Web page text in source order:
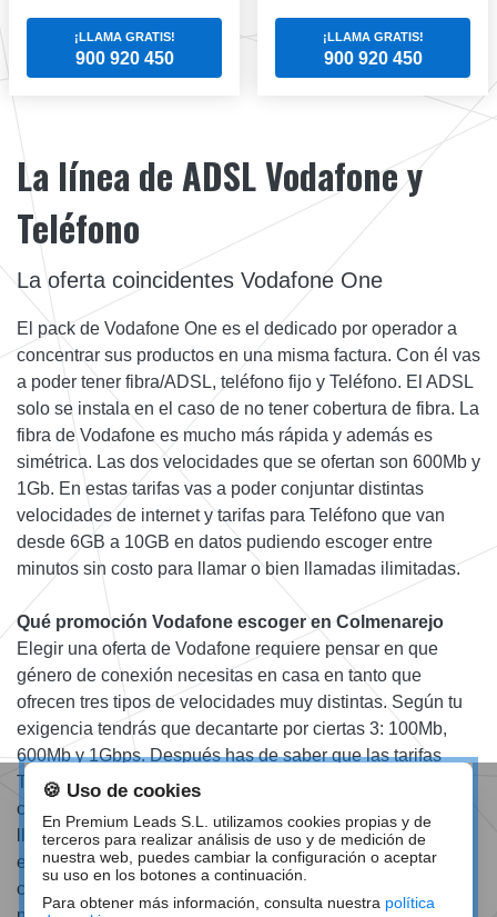
¡LLAMA GRATIS!
900 920 450
¡LLAMA GRATIS!
900 920 450
La línea de ADSL Vodafone y
Teléfono
La oferta coincidentes Vodafone One
El pack de Vodafone One es el dedicado por operador a
concentrar sus productos en una misma factura. Con él vas
a poder tener fibra/ADSL, teléfono fijo y Teléfono. El ADSL
solo se instala en el caso de no tener cobertura de fibra. La
fibra de Vodafone es mucho más rápida y además es
simétrica. Las dos velocidades que se ofertan son 600Mb y
1Gb. En estas tarifas vas a poder conjuntar distintas
velocidades de internet y tarifas para Teléfono que van
desde 6GB a 10GB en datos pudiendo escoger entre
minutos sin costo para llamar o bien llamadas ilimitadas.
Qué promoción Vodafone escoger en Colmenarejo
Elegir una oferta de Vodafone requiere pensar en que
género de conexión necesitas en casa en tanto que
ofrecen tres tipos de velocidades muy distintas. Según tu
exigencia tendrás que decantarte por ciertas 3: 100Mb,
600Mb y 1Gbps. Después has de saber que las tarifas
Teléfonoes pueden incluir dos Teléfonoes y llevan a
compartir los gigas que van hasta GB ilimitados y las
llamadas con 200 minutos o bien ilimitadas. Además de
esto con ciertas ofertas vas a tener la TV de Vodafone sin
costo durante unos meses, lo que es un plus esencial que
🍪 Uso de cookies
En Premium Leads S.L. utilizamos cookies propias y de
terceros para realizar análisis de uso y de medición de
nuestra web, puedes cambiar la configuración o aceptar
su uso en los botones a continuación.
Para obtener más información, consulta nuestra política